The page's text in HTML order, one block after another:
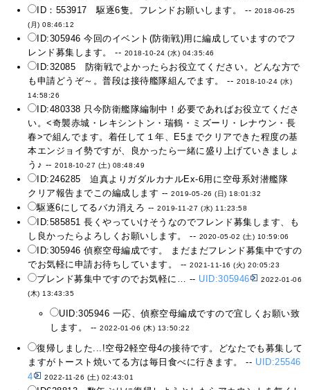
ID：553917 駆逐6隻。フレンドお願いします。 -- 2018-06-25
(月) 08:46:12
ID:305946 今回のイベント(防衛戦)用に編成していますのでフ
レンド募集します。 -- 2018-10-24 (水) 04:35:46
ID:32085 防衛戦でよかったらお役立てください。どんな方で
も申請どうぞ～。普段は接待艦隊組んでます。 -- 2018-10-24 (水)
14:58:26
ID:480338 只今防衛艦隊編制中！必要であればお役立てくださ
い。<奇襲赤城・レキシントン・瑞鶴・ミズーリ・レナウン・長
春>で組んでます。着任して１年、E5までクリアできた程度の基
本エンジョイ勢ですが、良かったら一緒に盛り上げていきましょ
う♪ --2018-10-27 (土) 08:48:49
ID:246285 迫真よりガダルカナルEx-6用に空母系対潜艦隊
クリア報告までこの編成します --2019-05-26 (日) 18:01:32
駆逐6にしてるバカ消えろ --2019-11-27 (水) 11:23:58
ID:585851 長くやっていけそうなのでフレンド募集します、も
し良かったらよろしくお願いします。 -- 2020-05-02 (土) 10:59:06
ID:305946 偵察空母編成です。 まだまだフレンド募集中ですの
でお気軽に申請お待ちしています。 --2021-11-16 (火) 20:05:23
ブレンド募集中ですのでお気軽に… -- UID:305946
2022-01-06
(木) 13:43:35
UID:305946 一応、偵察空母編成ですので宜しくお願い致
します。 --2022-01-06 (木) 13:50:22
復帰しました...!空母2軽空母4の接待です。どなたでも募集して
ますがトースト焼いてる方は毎日食べに行きます。 -- UID:25546
4
2022-11-26 (土) 02:43:01